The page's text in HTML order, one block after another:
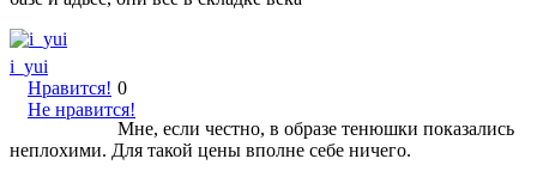
i_yui
Нравится!
Не нравится!
0
Мне, если честно, в образе тенюшки показались
неплохими. Для такой цены вполне себе ничего.